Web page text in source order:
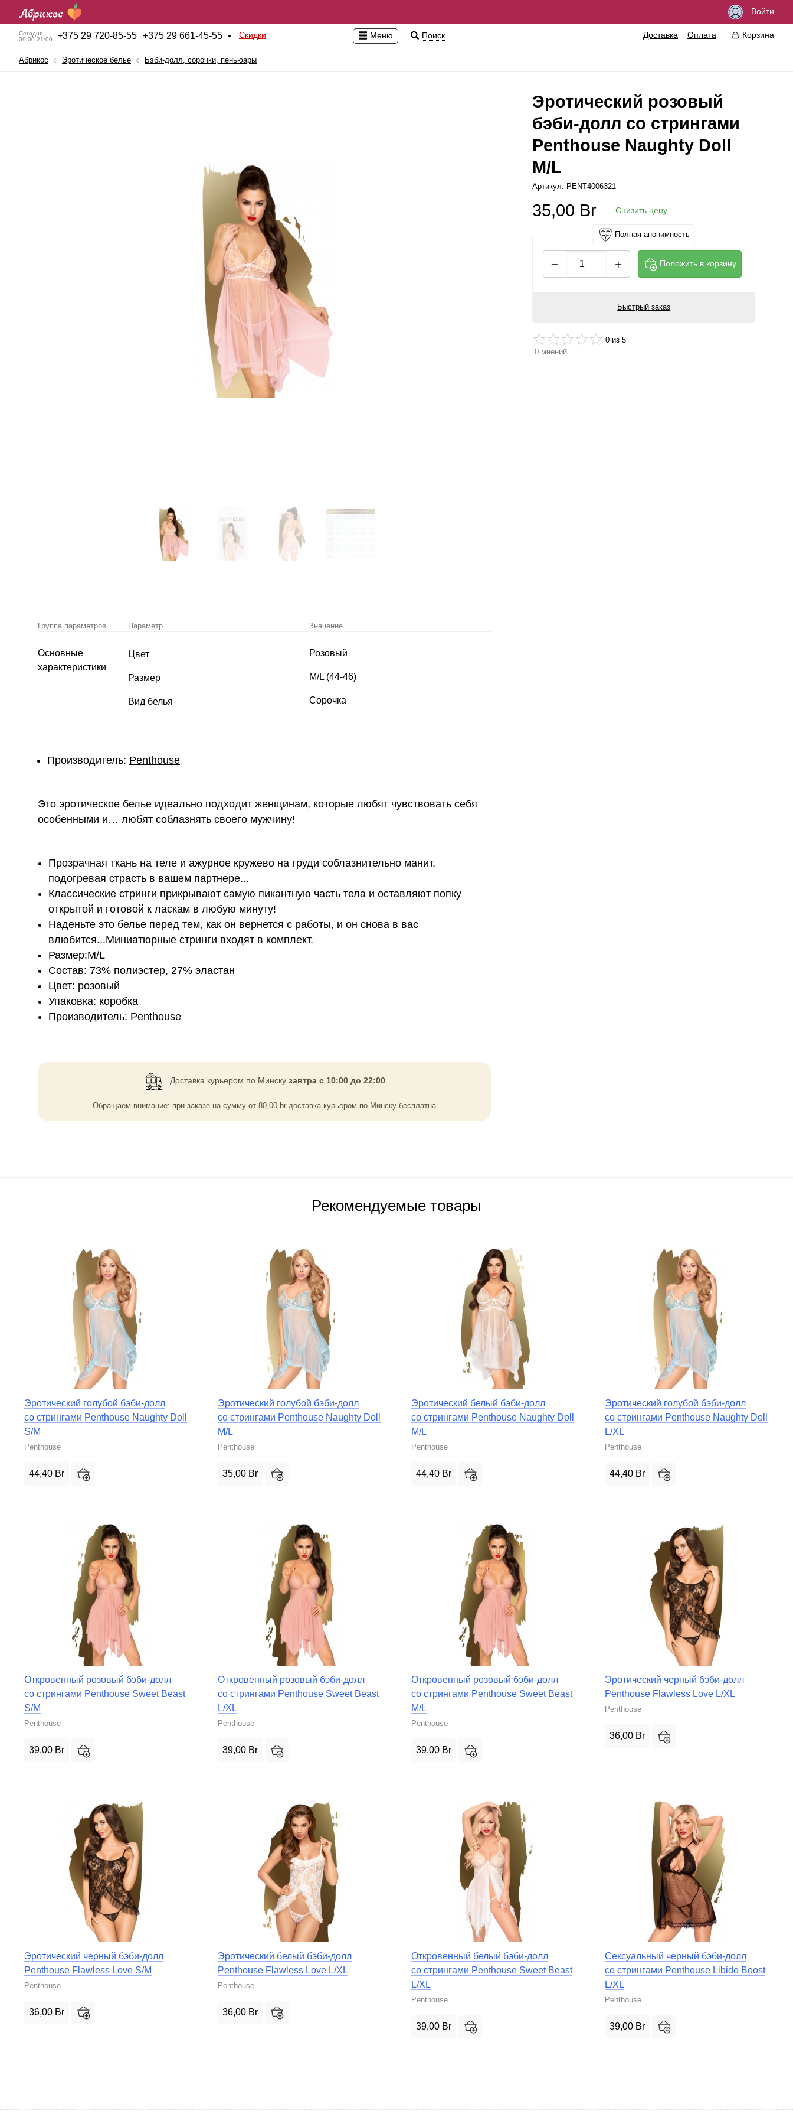
Войти
Сегодня
09:00-21:00
+375 29 720-85-55 +375 29 661-45-55 Скидки Меню Поиск Доставка Оплата Корзина
Насадки и Кольца
Секс-машины
Фаллопротезы
Фаллоимитаторы
Эротические наборы
Комплекты
Боди, тедди, монокини
Корсеты, корсажи
Колготки, чулки, пояса
Платья
Трусики, юбочки
Возбуждающие средства
Смазки
Презервативы
Интимная гигиена
Массажные масла
Феромоны
Интимные украшения
Аксессуары для игр
Абрикос Эротическое белье Бэби-долл, сорочки, пеньюары
Эротический розовый
бэби-долл со стрингами
Penthouse Naughty Doll
M/L
Артикул: PENT4006321
35,00 Br Снизить цену
Полная анонимность
Положить в корзину
Быстрый заказ
0 из 5
0 мнений
Группа параметров Параметр Значение
Основные
характеристики
Цвет Розовый
Размер M/L (44-46)
Вид белья Сорочка
Производитель: Penthouse
Это эротическое белье идеально подходит женщинам, которые любят чувствовать себя
особенными и… любят соблазнять своего мужчину!
Прозрачная ткань на теле и ажурное кружево на груди соблазнительно манит,
подогревая страсть в вашем партнере...
Классические стринги прикрывают самую пикантную часть тела и оставляют попку
открытой и гото­вой к ласкам в любую минуту!
Наденьте это белье перед тем, как он вернется с работы, и он снова в вас
влюбится...Миниатюрные стринги входят в комплект.
Размер:M/L
Состав: 73% полиэстер, 27% эластан
Цвет: розовый
Упаковка: коробка
Производитель: Penthouse
Доставка курьером по Минску завтра с 10:00 до 22:00
Обращаем внимание: при заказе на сумму от 80,00 br доставка курьером по Минску бесплатна
Рекомендуемые товары
Эротический голубой бэби-долл
со стрингами Penthouse Naughty Doll
S/M
Penthouse
44,40 Br
Эротический голубой бэби-долл
со стрингами Penthouse Naughty Doll
M/L
Penthouse
35,00 Br
Эротический белый бэби-долл
со стрингами Penthouse Naughty Doll
M/L
Penthouse
44,40 Br
Эротический голубой бэби-долл
со стрингами Penthouse Naughty Doll
L/XL
Penthouse
44,40 Br
Откровенный розовый бэби-долл
со стрингами Penthouse Sweet Beast
S/M
Penthouse
39,00 Br
Откровенный розовый бэби-долл
со стрингами Penthouse Sweet Beast
L/XL
Penthouse
39,00 Br
Откровенный розовый бэби-долл
со стрингами Penthouse Sweet Beast
M/L
Penthouse
39,00 Br
Эротический черный бэби-долл
Penthouse Flawless Love L/XL
Penthouse
36,00 Br
Эротический черный бэби-долл
Penthouse Flawless Love S/M
Penthouse
36,00 Br
Эротический белый бэби-долл
Penthouse Flawless Love L/XL
Penthouse
36,00 Br
Откровенный белый бэби-долл
со стрингами Penthouse Sweet Beast
L/XL
Penthouse
39,00 Br
Сексуальный черный бэби-долл
со стрингами Penthouse Libido Boost
L/XL
Penthouse
39,00 Br